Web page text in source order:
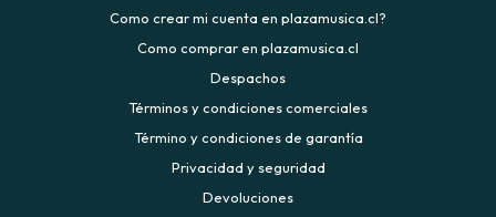
Como crear mi cuenta en plazamusica.cl?
Como comprar en plazamusica.cl
Despachos
Términos y condiciones comerciales
Término y condiciones de garantía
Privacidad y seguridad
Devoluciones